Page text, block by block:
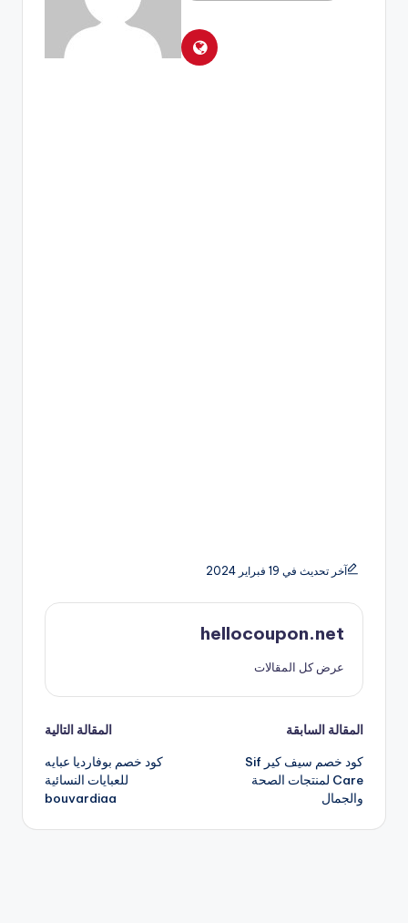
آخر تحديث في 19 فبراير 2024
hellocoupon.net
عرض كل المقالات
تصفّح
المقالات
المقالة السابقة
كود خصم سيف كير Sif
Care لمنتجات الصحة
والجمال
المقالة التالية
كود خصم بوفارديا عبايه
للعبايات النسائية
bouvardiaa